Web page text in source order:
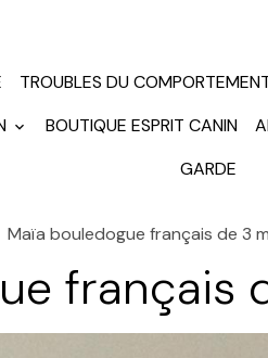
TROUBLES DU
BOUTIQUE ESPRIT CANIN
GARDE
Maïa bouledogue français de 3
français